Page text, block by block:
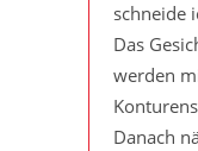
schneide
Das
werden
Danach